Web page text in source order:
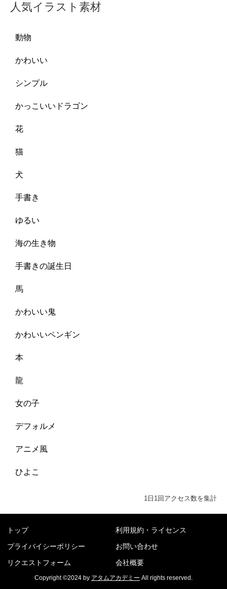
人気イラスト素材
動物
かわいい
シンプル
かっこいいドラゴン
花
猫
犬
手書き
ゆるい
海の生き物
手書きの誕生日
馬
かわいい鬼
かわいいペンギン
本
龍
女の子
デフォルメ
アニメ風
ひよこ
1日1回アクセス数を集計
トップ
利用規約・ライセンス
プライバイシーポリシー
お問い合わせ
リクエストフォーム
会社概要
Copyright ©2024 by アタムアカデミー All rights reserved.